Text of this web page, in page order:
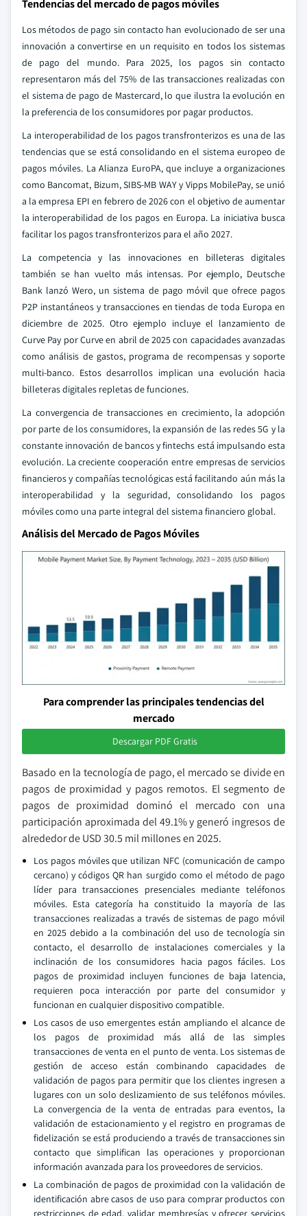
Tendencias del mercado de pagos móviles
Los métodos de pago sin contacto han evolucionado de ser una
innovación a convertirse en un requisito en todos los sistemas
de pago del mundo. Para 2025, los pagos sin contacto
representaron más del 75% de las transacciones realizadas con
el sistema de pago de Mastercard, lo que ilustra la evolución en
la preferencia de los consumidores por pagar productos.
La interoperabilidad de los pagos transfronterizos es una de las
tendencias que se está consolidando en el sistema europeo de
pagos móviles. La Alianza EuroPA, que incluye a organizaciones
como Bancomat, Bizum, SIBS-MB WAY y Vipps MobilePay, se unió
a la empresa EPI en febrero de 2026 con el objetivo de aumentar
la interoperabilidad de los pagos en Europa. La iniciativa busca
facilitar los pagos transfronterizos para el año 2027.
La competencia y las innovaciones en billeteras digitales
también se han vuelto más intensas. Por ejemplo, Deutsche
Bank lanzó Wero, un sistema de pago móvil que ofrece pagos
P2P instantáneos y transacciones en tiendas de toda Europa en
diciembre de 2025. Otro ejemplo incluye el lanzamiento de
Curve Pay por Curve en abril de 2025 con capacidades avanzadas
como análisis de gastos, programa de recompensas y soporte
multi-banco. Estos desarrollos implican una evolución hacia
billeteras digitales repletas de funciones.
La convergencia de transacciones en crecimiento, la adopción
por parte de los consumidores, la expansión de las redes 5G y la
constante innovación de bancos y fintechs está impulsando esta
evolución. La creciente cooperación entre empresas de servicios
financieros y compañías tecnológicas está facilitando aún más la
interoperabilidad y la seguridad, consolidando los pagos
móviles como una parte integral del sistema financiero global.
Análisis del Mercado de Pagos Móviles
Para comprender las principales tendencias del
mercado
Descargar PDF Gratis
Basado en la tecnología de pago, el mercado se divide en
pagos de proximidad y pagos remotos. El segmento de
pagos de proximidad dominó el mercado con una
participación aproximada del 49.1% y generó ingresos de
alrededor de USD 30.5 mil millones en 2025.
Los pagos móviles que utilizan NFC (comunicación de campo
cercano) y códigos QR han surgido como el método de pago
líder para transacciones presenciales mediante teléfonos
móviles. Esta categoría ha constituido la mayoría de las
transacciones realizadas a través de sistemas de pago móvil
en 2025 debido a la combinación del uso de tecnología sin
contacto, el desarrollo de instalaciones comerciales y la
inclinación de los consumidores hacia pagos fáciles. Los
pagos de proximidad incluyen funciones de baja latencia,
requieren poca interacción por parte del consumidor y
funcionan en cualquier dispositivo compatible.
Los casos de uso emergentes están ampliando el alcance de
los pagos de proximidad más allá de las simples
transacciones de venta en el punto de venta. Los sistemas de
gestión de acceso están combinando capacidades de
validación de pagos para permitir que los clientes ingresen a
lugares con un solo deslizamiento de sus teléfonos móviles.
La convergencia de la venta de entradas para eventos, la
validación de estacionamiento y el registro en programas de
fidelización se está produciendo a través de transacciones sin
contacto que simplifican las operaciones y proporcionan
información avanzada para los proveedores de servicios.
La combinación de pagos de proximidad con la validación de
identificación abre casos de uso para comprar productos con
restricciones de edad, validar membresías y ofrecer servicios